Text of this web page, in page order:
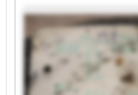
Medien GmbH TDM Druck &
Druck & Medien GmbH TDM
GmbH TDM Druck & Medien
Medien GmbH TDM Druck &
Druck & Medien GmbH TDM
GmbH TDM Druck & Medien
Medien GmbH TDM Druck &
Druck & Medien GmbH TDM
GmbH